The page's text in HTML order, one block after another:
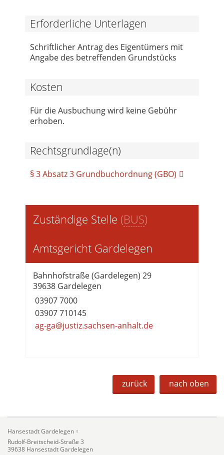
Erforderliche Unterlagen
Schriftlicher Antrag des Eigentümers mit
Angabe des betreffenden Grundstücks
Kosten
Für die Ausbuchung wird keine Gebühr
erhoben.
Rechtsgrundlage(n)
§ 3 Absatz 3 Grundbuchordnung (GBO)
Zuständige Stelle (BUS)
Amtsgericht Gardelegen
Bahnhofstraße (Gardelegen) 29
39638 Gardelegen
03907 7000
03907 710145
ag-ga@justiz.sachsen-anhalt.de
zurück nach oben
Hansestadt Gardelegen
Rudolf-Breitscheid-Straße 3
39638 Hansestadt Gardelegen